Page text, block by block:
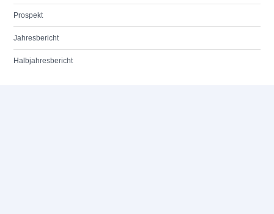
Prospekt
Jahresbericht
Halbjahresbericht